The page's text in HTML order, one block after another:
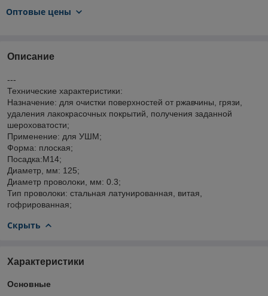
Оптовые цены
Описание
---
Технические характеристики:
Назначение: для очистки поверхностей от ржавчины, грязи,
удаления лакокрасочных покрытий, получения заданной
шероховатости;
Применение: для УШМ;
Форма: плоская;
Посадка:М14;
Диаметр, мм: 125;
Диаметр проволоки, мм: 0.3;
Тип проволоки: стальная латунированная, витая,
гофрированная;
Скрыть
Характеристики
Основные